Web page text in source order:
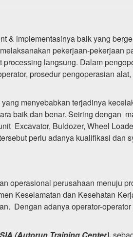
& implementasinya baik yang
pekerjaan-pekerjaan
langsung. Dalam
prosedur pengoperasian
menyebabkan terjadinya
baik dan benar. Seiring dengan
Excavator, Buldozer, Wheel
perlu adanya kualifikasi dan
operasional perusahaan menuju
Keselamatan dan Kesehatan
Dengan adanya operator-